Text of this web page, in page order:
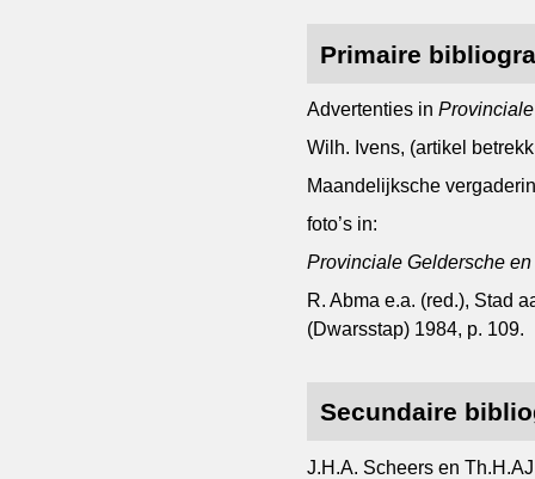
Primaire
Advertenties in
Wilh. Ivens, (artikel
Maandelijksche
foto’s in:
Provinciale Geldersche
R. Abma e.a. (red.), Stad
(Dwarsstap) 1984, p. 109.
Secundaire
J.H.A. Scheers en